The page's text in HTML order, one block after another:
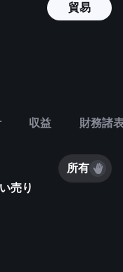
貿易
収益 財務諸
所有
売り